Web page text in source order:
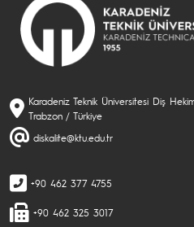
Karadeniz Teknik Üniversitesi Diş
Trabzon / Türkiye
diskalite@ktu.edu.tr
+90 462 377 4755
+90 462 325 3017